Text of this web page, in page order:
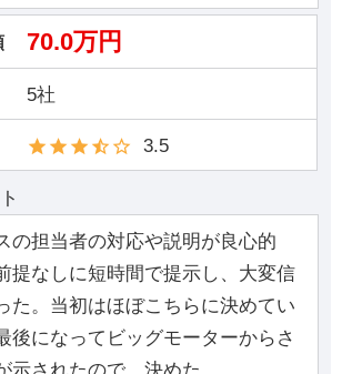
70.0万円
5社
3.5
の担当者の対応や説明が良心的
提なしに短時間で提示し、大変信
た。当初はほぼこちらに決めてい
後になってビッグモーターからさ